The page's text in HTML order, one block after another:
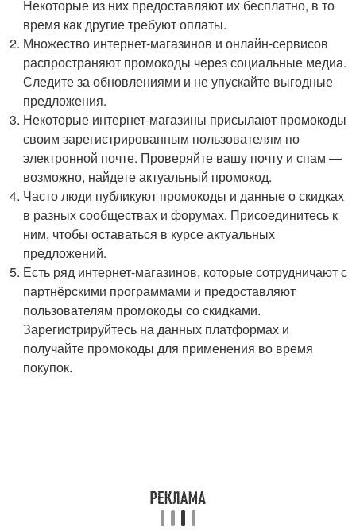
Некоторые из них предоставляют их бесплатно, в то
время как другие требуют оплаты.
Множество интернет-магазинов и онлайн-сервисов
распространяют промокоды через социальные медиа.
Следите за обновлениями и не упускайте выгодные
предложения.
Некоторые интернет-магазины присылают промокоды
своим зарегистрированным пользователям по
электронной почте. Проверяйте вашу почту и спам —
возможно, найдете актуальный промокод.
Часто люди публикуют промокоды и данные о скидках
в разных сообществах и форумах. Присоединитесь к
ним, чтобы оставаться в курсе актуальных
предложений.
Есть ряд интернет-магазинов, которые сотрудничают с
партнёрскими программами и предоставляют
пользователям промокоды со скидками.
Зарегистрируйтесь на данных платформах и
получайте промокоды для применения во время
покупок.